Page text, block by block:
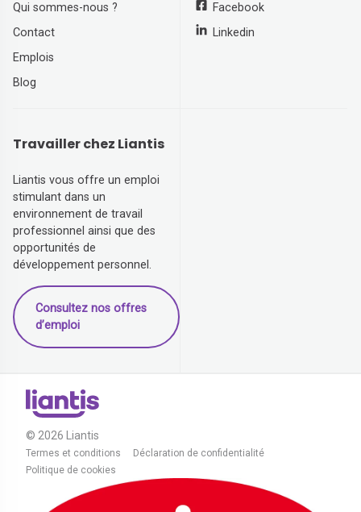
Qui sommes-nous ?
Contact
Emplois
Blog
Facebook
Linkedin
Travailler chez Liantis
Liantis vous offre un emploi
stimulant dans un
environnement de travail
professionnel ainsi que des
opportunités de
développement personnel.
Consultez nos offres
d’emploi
© 2026 Liantis
Termes et conditions
Déclaration de confidentialité
Politique de cookies